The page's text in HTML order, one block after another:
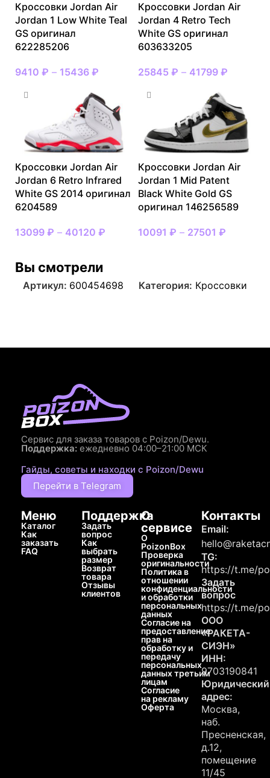
Кроссовки Jordan Air
Jordan 1 Low White Teal
GS оригинал
622285206
9410 ₽ – 15436 ₽
Кроссовки Jordan Air
Jordan 4 Retro Tech
White GS оригинал
603633205
25845 ₽ – 41799 ₽
Кроссовки Jordan Air
Jordan 6 Retro Infrared
White GS 2014 оригинал
6204589
13099 ₽ – 40120 ₽
Кроссовки Jordan Air
Jordan 1 Mid Patent
Black White Gold GS
оригинал 146256589
10091 ₽ – 27501 ₽
Вы смотрели
Артикул: 600454698 Категория: Кроссовки
Сервис для заказа товаров с Poizon/Dewu.
Поддержка: ежедневно 04:00–21:00 МСК
Гайды, советы и находки с Poizon/Dewu
Перейти в Telegram
Меню
Каталог
Как
заказать
FAQ
Поддержка
Задать
вопрос
Как
выбрать
размер
Возврат
товара
Отзывы
клиентов
О
сервисе
О
PoizonBox
Проверка
оригинальности
Политика в
отношении
конфиденциальности
и обработки
персональных
данных
Согласие на
предоставление
прав на
обработку и
передачу
персональных
данных третьим
лицам
Согласие
на рекламу
Оферта
Контакты
Email:
TG:
https://t.me/
Задать
вопрос
https://t.me/
ООО
«РАКЕТА-
СИЭН»
ИНН:
9703190841
Юридический
адрес:
Москва,
наб.
Пресненская,
д.12,
помещение
11/45